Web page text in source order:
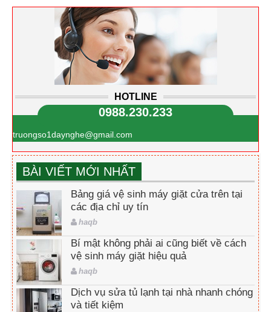
HOTLINE
0988.230.233
truongso1daynghe@gmail.com
BÀI VIẾT MỚI NHẤT
Bảng giá vệ sinh máy giặt cửa trên tại
các địa chỉ uy tín
haqb
Bí mật không phải ai cũng biết về cách
vệ sinh máy giặt hiệu quả
haqb
Dịch vụ sửa tủ lạnh tại nhà nhanh chóng
và tiết kiệm